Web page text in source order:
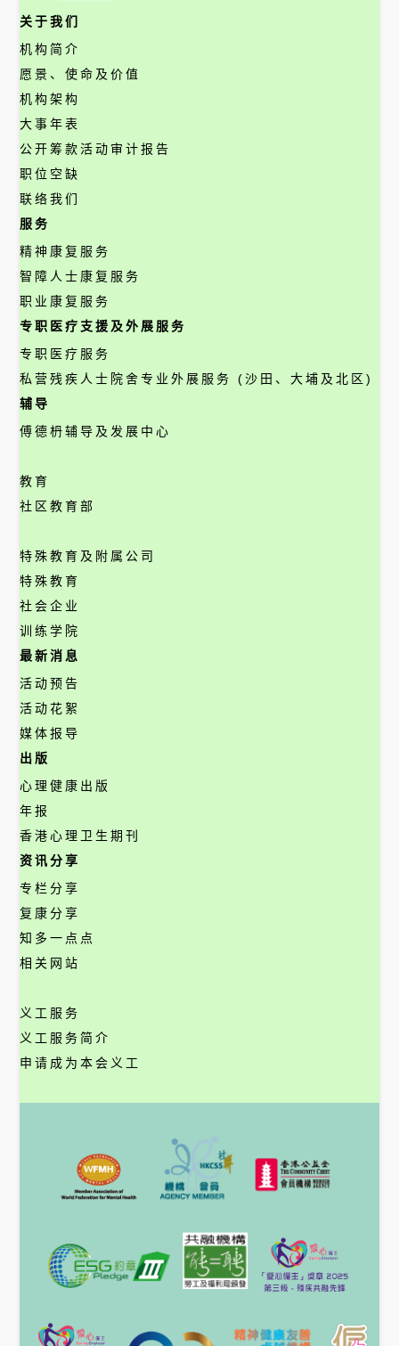
关于我们
机构简介
愿景、使命及价值
机构架构
大事年表
公开筹款活动审计报告
职位空缺
联络我们
服务
精神康复服务
智障人士康复服务
职业康复服务
专职医疗支援及外展服务
专职医疗服务
私营残疾人士院舍专业外展服务 (沙田、大埔及北区)
辅导
傅德枬辅导及发展中心
教育
社区教育部
特殊教育及附属公司
特殊教育
社会企业
训练学院
最新消息
活动预告
活动花絮
媒体报导
出版
心理健康出版
年报
香港心理卫生期刊
资讯分享
专栏分享
复康分享
知多一点点
相关网站
义工服务
义工服务简介
申请成为本会义工